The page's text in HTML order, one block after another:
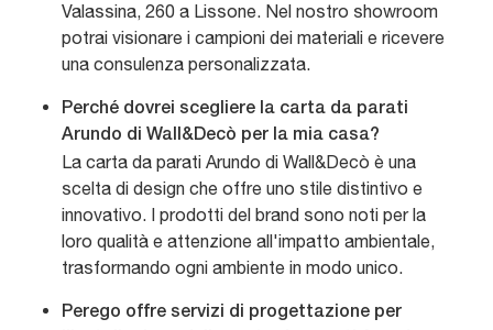
Valassina, 260 a Lissone. Nel nostro showroom
potrai visionare i campioni dei materiali e ricevere
una consulenza personalizzata.
Perché dovrei scegliere la carta da parati
Arundo di Wall&Decò per la mia casa?
La carta da parati Arundo di Wall&Decò è una
scelta di design che offre uno stile distintivo e
innovativo. I prodotti del brand sono noti per la
loro qualità e attenzione all'impatto ambientale,
trasformando ogni ambiente in modo unico.
Perego offre servizi di progettazione per